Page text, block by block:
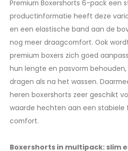
Premium Boxershorts 6-pack een
productinformatie heeft deze
en een elastische band aan de
nog meer draagcomfort. Ook
premium boxers zich goed
hun lengte en pasvorm
dragen als na het wassen.
heren boxershorts zeer geschikt
waarde hechten aan een stabiele
comfort.
Boxershorts in multipack: slim